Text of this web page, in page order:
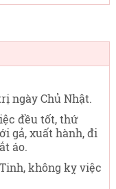
ngày Chủ Nhật.
đều tốt, thứ
gả, xuất hành, đi
áo.
không kỵ việc